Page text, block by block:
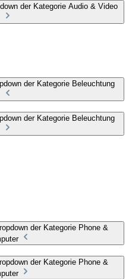
der Kategorie Audio & Video
der Kategorie Beleuchtung
der Kategorie Beleuchtung
der Kategorie Phone &
der Kategorie Phone &